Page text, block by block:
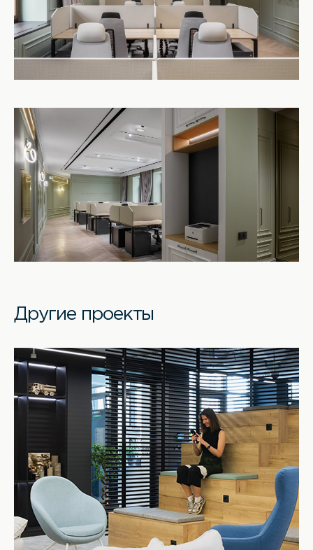
Другие проекты